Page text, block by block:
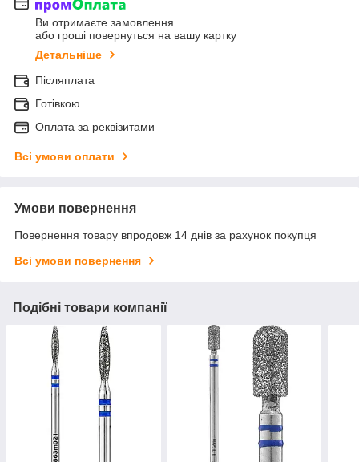
Ви отримаєте замовлення
або гроші повернуться на вашу картку
Детальніше
Післяплата
Готівкою
Оплата за реквізитами
Всі умови оплати
Умови повернення
Повернення товару впродовж 14 днів за рахунок покупця
Всі умови повернення
Подібні товари компанії